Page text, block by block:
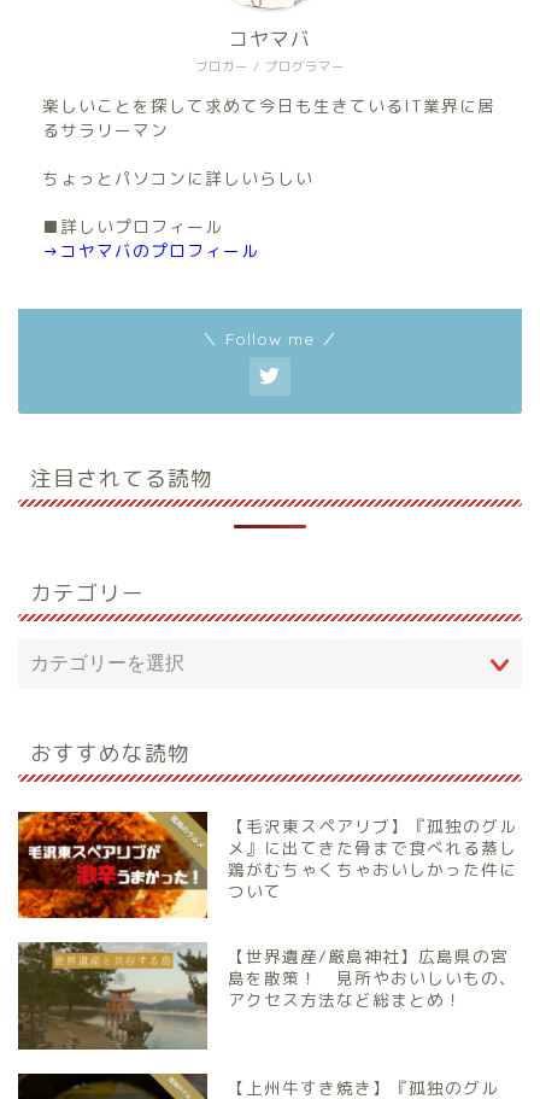
ブロガー / プログラマー
コヤマバ
楽しいことを探して求めて今日も生きているIT業界に居
るサラリーマン
ちょっとパソコンに詳しいらしい
■詳しいプロフィール
→コヤマバのプロフィール
＼ Follow me ／
注目されてる読物
カテゴリー
おすすめな読物
【毛沢東スペアリブ】『孤独のグル
メ』に出てきた骨まで食べれる蒸し
鶏がむちゃくちゃおいしかった件に
ついて
【世界遺産/厳島神社】広島県の宮
島を散策！ 見所やおいしいもの、
アクセス方法など総まとめ！
【上州牛すき焼き】『孤独のグル